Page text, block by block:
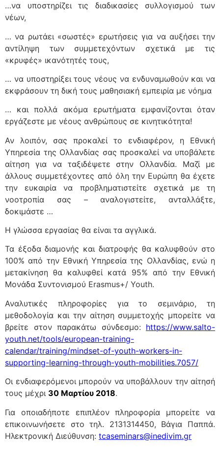
…να υποστηρίζει τις διαδικασίες συλλογισμού των
νέων,
… να ρωτάει «σωστές» ερωτήσεις για να αυξήσει την
αντίληψη των συμμετεχόντων σχετικά με τις
«κρυφές» ικανότητές τους,
… να υποστηρίξει τους νέους να ενδυναμωθούν και να
εκφράσουν τη δική τους μαθησιακή εμπειρία με νόημα
… και πολλά ακόμα ερωτήματα εμφανίζονται όταν
εργάζεστε με νέους ανθρώπους σε κινητικότητα!
Αν λοιπόν, σας προκαλεί το ενδιαφέρον, η Εθνική
Υπηρεσία της Ολλανδίας σας προσκαλεί να υποβάλετε
αίτηση για να ταξιδέψετε στην Ολλανδία. Μαζί με
άλλους συμμετέχοντες από όλη την Ευρώπη θα έχετε
την ευκαιρία να προβληματιστείτε σχετικά με τη
νοοτροπία σας – αναλογιστείτε, ανταλλάξτε,
δοκιμάστε …
Η γλώσσα εργασίας θα είναι τα αγγλικά.
Τα έξοδα διαμονής και διατροφής θα καλυφθούν στο
100% από την Εθνική Υπηρεσία της Ολλανδίας, ενώ η
μετακίνηση θα καλυφθεί κατά 95% από την Εθνική
Μονάδα Συντονισμού Erasmus+/ Youth.
Αναλυτικές πληροφορίες για το σεμινάριο, τη
μεθοδολογία και την αίτηση συμμετοχής μπορείτε να
βρείτε στον παρακάτω σύνδεσμο: https://www.salto-
youth.net/tools/european-training-
calendar/training/mindset-of-youth-workers-in-
supporting-learning-through-youth-mobilities.7057/
Οι ενδιαφερόμενοι μπορούν να υποβάλλουν την αίτησή
τους μέχρι 30 Μαρτίου 2018.
Για οποιαδήποτε επιπλέον πληροφορία μπορείτε να
επικοινωνήσετε στο τηλ. 2131314450, Βάγια Παππά.
Ηλεκτρονική Διεύθυνση: tcaseminars@inedivim.gr